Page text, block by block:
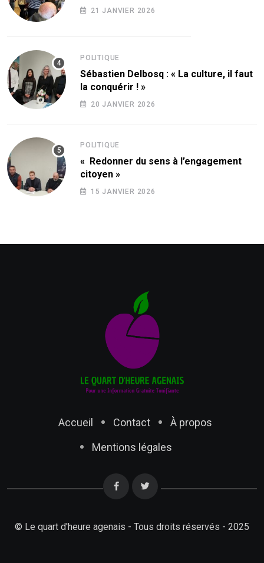
21 JANVIER 2026
POLITIQUE
Sébastien Delbosq : « La culture, il faut
la conquérir ! »
20 JANVIER 2026
POLITIQUE
« Redonner du sens à l’engagement
citoyen »
15 JANVIER 2026
Accueil Contact
À propos
Mentions légales
© Le quart d'heure agenais - Tous droits réservés - 2025